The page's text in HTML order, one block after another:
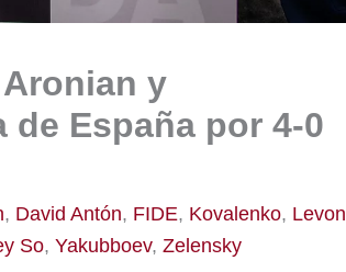
y
España por 4-0
, David Antón, FIDE, Kovalenko, Levon
So, Yakubboev, Zelensky